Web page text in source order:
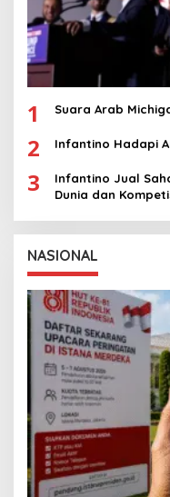
1 Suara Arab
2 Infantino Hadapi
3
Infantino Jual
Dunia dan
NASIONAL